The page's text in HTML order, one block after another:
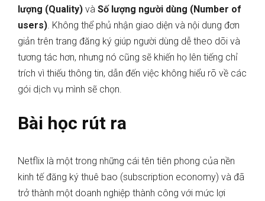
lượng (Quality) và Số lượng người dùng (Number of
users). Không thể phủ nhận giao diện và nội dung đơn
giản trên trang đăng ký giúp người dùng dễ theo dõi và
tương tác hơn, nhưng nó cũng sẽ khiến họ lên tiếng chỉ
trích vì thiếu thông tin, dẫn đến việc không hiểu rõ về các
gói dịch vụ mình sẽ chọn.
Bài học rút ra
Netflix là một trong những cái tên tiên phong của nền
kinh tế đăng ký thuê bao (subscription economy) và đã
trở thành một doanh nghiệp thành công với mức lợi